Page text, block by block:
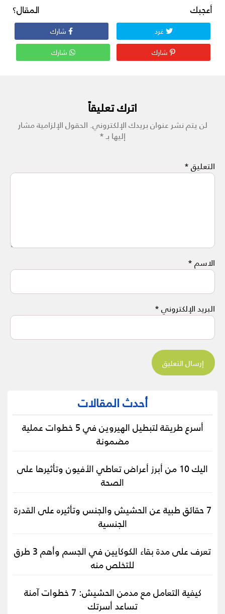
أعجبك المقال؟
غرد
شارك
شارك
شارك
اترك تعليقاً
لن يتم نشر عنوان بريدك الإلكتروني.الحقول الإلزامية مشار
إليها بـ*
التعليق*
الاسم*
البريد الإلكتروني*
أحدث المقالات
أسرع طريقة لتبطيل الهيروين في 5 خطوات عملية
مضمونة
اليك 10 من أبرز أعراض تعاطي الأفيون وتأثيرها على
الصحة
7 حقائق طبية عن الحشيش والجنس وتأثيره على القدرة
الجنسية
تعرف على مدة بقاء الكوكايين في الجسم وأهم 3 طرق
للتخلص منه
كيفية التعامل مع مدمن الحشيش: 7 خطوات آمنة
تساعد أسرتك